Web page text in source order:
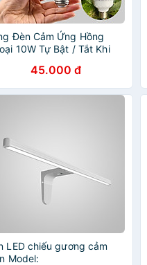
Đèn Cảm Ứng Hồng
10W Tự Bật / Tắt Khi
Năng Lượng
45.000 đ
LED chiếu gương cảm
Model: